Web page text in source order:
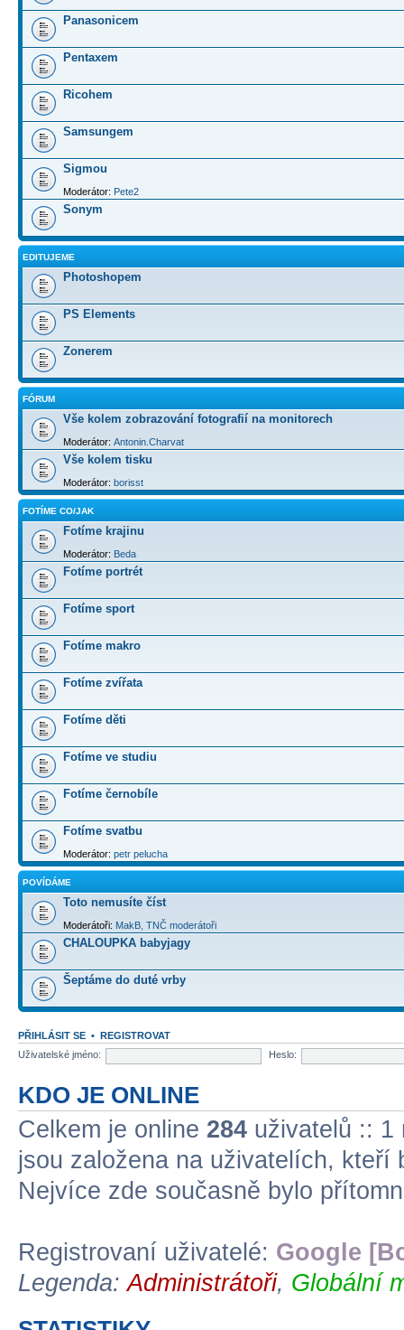
Panasonicem
Pentaxem
Ricohem
Samsungem
Sigmou
Moderátor: Pete2
Sonym
EDITUJEME
Photoshopem
PS Elements
Zonerem
FÓRUM
Vše kolem zobrazování fotografií na monitorech
Moderátor: Antonin.Charvat
Vše kolem tisku
Moderátor: borisst
FOTÍME CO/JAK
Fotíme krajinu
Moderátor: Beda
Fotíme portrét
Fotíme sport
Fotíme makro
Fotíme zvířata
Fotíme děti
Fotíme ve studiu
Fotíme černobíle
Fotíme svatbu
Moderátor: petr pelucha
POVÍDÁME
Toto nemusíte číst
Moderátoři: MakB TNČ moderátoři
CHALOUPKA babyjagy
Šeptáme do duté vrby
PŘIHLÁSIT SE • REGISTROVAT
Uživatelské jméno:
Heslo:
KDO JE ONLINE
Celkem je online 284 uživatelů :: 1
jsou založena na uživatelích,
Nejvíce zde současně bylo
Registrovaní uživatelé: Google
Legenda:Administrátoři, Globální